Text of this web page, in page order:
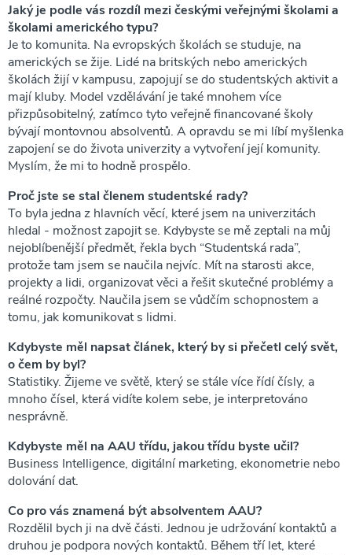
Jaký je podle vás rozdíl mezi českými veřejnými školami a
školami amerického typu?
Je to komunita. Na evropských školách se studuje, na
amerických se žije. Lidé na britských nebo amerických
školách žijí v kampusu, zapojují se do studentských aktivit a
mají kluby. Model vzdělávání je také mnohem více
přizpůsobitelný, zatímco tyto veřejně financované školy
bývají montovnou absolventů. A opravdu se mi líbí myšlenka
zapojení se do života univerzity a vytvoření její komunity.
Myslím, že mi to hodně prospělo.
Proč jste se stal členem studentské rady?
To byla jedna z hlavních věcí, které jsem na univerzitách
hledal - možnost zapojit se. Kdybyste se mě zeptali na můj
nejoblíbenější předmět, řekla bych “Studentská rada”,
protože tam jsem se naučila nejvíc. Mít na starosti akce,
projekty a lidi, organizovat věci a řešit skutečné problémy a
reálné rozpočty. Naučila jsem se vůdčím schopnostem a
tomu, jak komunikovat s lidmi.
Kdybyste měl napsat článek, který by si přečetl celý svět,
o čem by byl?
Statistiky. Žijeme ve světě, který se stále více řídí čísly, a
mnoho čísel, která vidíte kolem sebe, je interpretováno
nesprávně.
Kdybyste měl na AAU třídu, jakou třídu byste učil?
Business Intelligence, digitální marketing, ekonometrie nebo
dolování dat.
Co pro vás znamená být absolventem AAU?
Rozdělil bych ji na dvě části. Jednou je udržování kontaktů a
druhou je podpora nových kontaktů. Během tří let, které